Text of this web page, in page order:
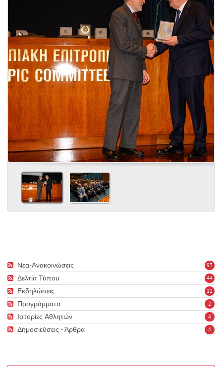
93
Νέα-Ανακοινώσεις
44
Δελτία Τύπου
12
Εκδηλώσεις
2
Προγράμματα
4
Ιστορίες Αθλητών
4
Δημοσιεύσεις - Άρθρα